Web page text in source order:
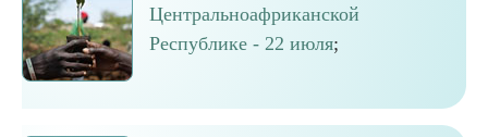
Центральноафриканской
Республике - 22 июля;